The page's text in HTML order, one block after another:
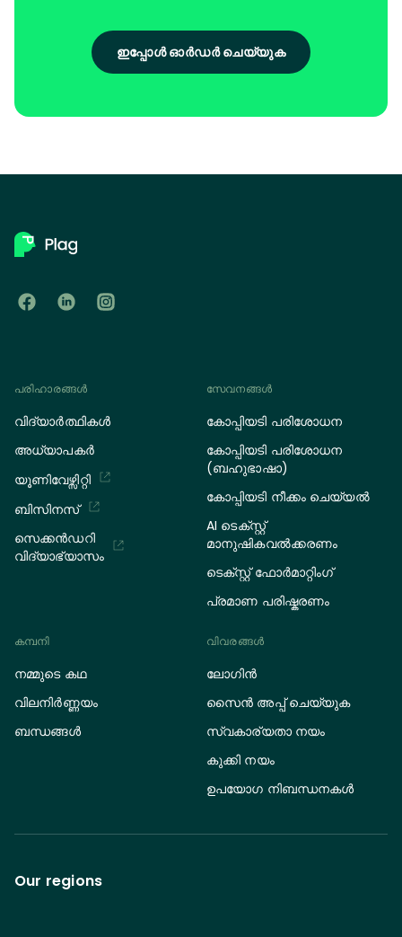
ഇപ്പോൾ ഓർഡർ ചെയ്യുക
പരിഹാരങ്ങൾ
വിദ്യാർത്ഥികൾ
അധ്യാപകർ
യൂണിവേഴ്സിറ്റി
ബിസിനസ്
സെക്കൻഡറി
വിദ്യാഭ്യാസം
സേവനങ്ങള്‍
കോപ്പിയടി പരിശോധന
കോപ്പിയടി പരിശോധന
(ബഹുഭാഷാ)
കോപ്പിയടി നീക്കം ചെയ്യൽ
AI ടെക്സ്റ്റ്
മാനുഷികവൽക്കരണം
ടെക്സ്റ്റ് ഫോർമാറ്റിംഗ്
പ്രമാണ പരിഷ്കരണം
കമ്പനി
നമ്മുടെ കഥ
വിലനിർണ്ണയം
ബന്ധങ്ങൾ
വിവരങ്ങൾ
ലോഗിൻ
സൈൻ അപ്പ് ചെയ്യുക
സ്വകാര്യതാ നയം
കുക്കി നയം
ഉപയോഗ നിബന്ധനകൾ
Our regions